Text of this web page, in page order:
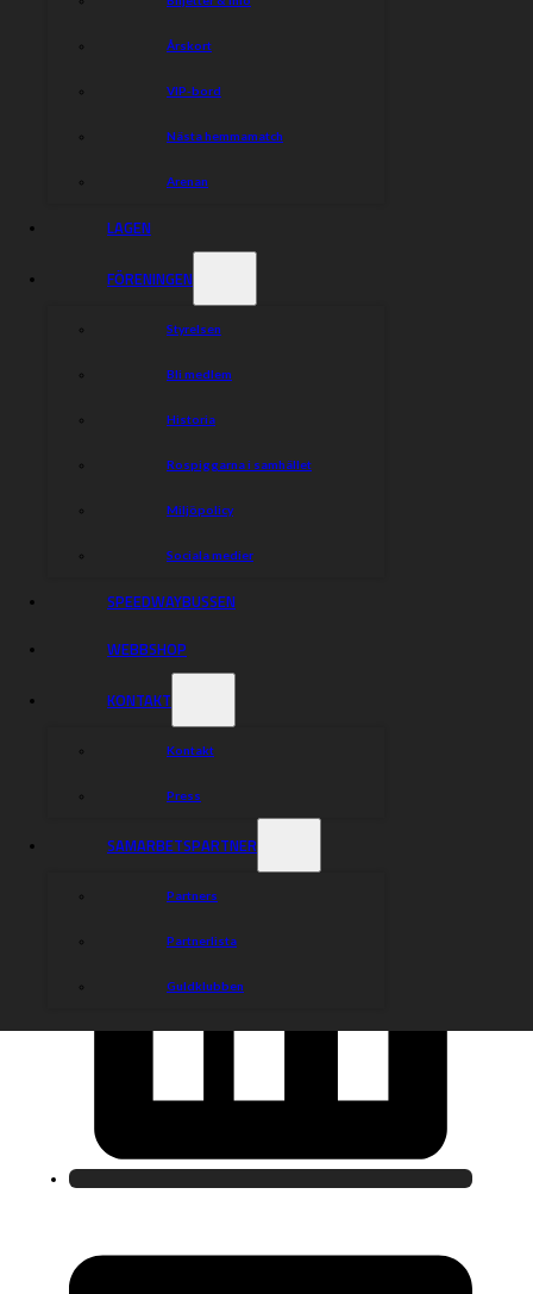
Årskort
VIP-bord
Nästa hemmamatch
Arenan
LAGEN
FÖRENINGEN
Styrelsen
Bli medlem
Historia
Rospiggarna i samhället
Miljöpolicy
Sociala medier
SPEEDWAYBUSSEN
WEBBSHOP
KONTAKT
Kontakt
Press
SAMARBETSPARTNER
Partners
Partnerlista
Guldklubben